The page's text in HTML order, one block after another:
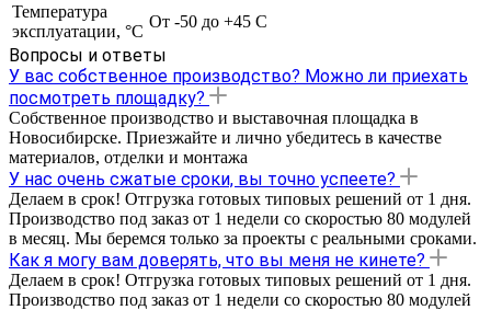
Температура
эксплуатации, °С
От -50 до +45 С
Вопросы и ответы
У вас собственное производство? Можно ли приехать
посмотреть площадку?
Собственное производство и выставочная площадка в
Новосибирске. Приезжайте и лично убедитесь в качестве
материалов, отделки и монтажа
У нас очень сжатые сроки, вы точно успеете?
Делаем в срок! Отгрузка готовых типовых решений от 1 дня.
Производство под заказ от 1 недели со скоростью 80 модулей
в месяц. Мы беремся только за проекты с реальными сроками.
Как я могу вам доверять, что вы меня не кинете?
Делаем в срок! Отгрузка готовых типовых решений от 1 дня.
Производство под заказ от 1 недели со скоростью 80 модулей